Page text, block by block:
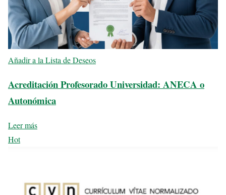
Añadir a la Lista de Deseos
Acreditación Profesorado Universidad: ANECA o
Autonómica
Leer más
Hot